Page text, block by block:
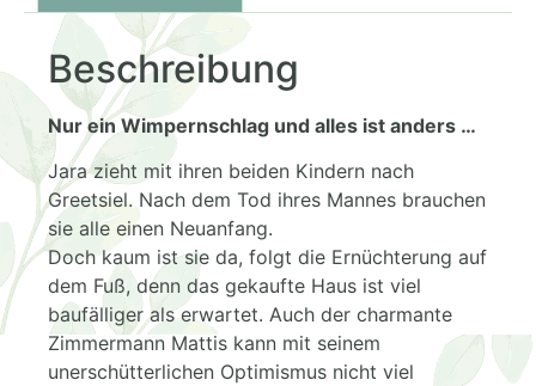
Beschreibung
Nur ein Wimpernschlag und alles ist anders …
Jara zieht mit ihren beiden Kindern nach
Greetsiel. Nach dem Tod ihres Mannes brauchen
sie alle einen Neuanfang.
Doch kaum ist sie da, folgt die Ernüchterung auf
dem Fuß, denn das gekaufte Haus ist viel
baufälliger als erwartet. Auch der charmante
Zimmermann Mattis kann mit seinem
unerschütterlichen Optimismus nicht viel